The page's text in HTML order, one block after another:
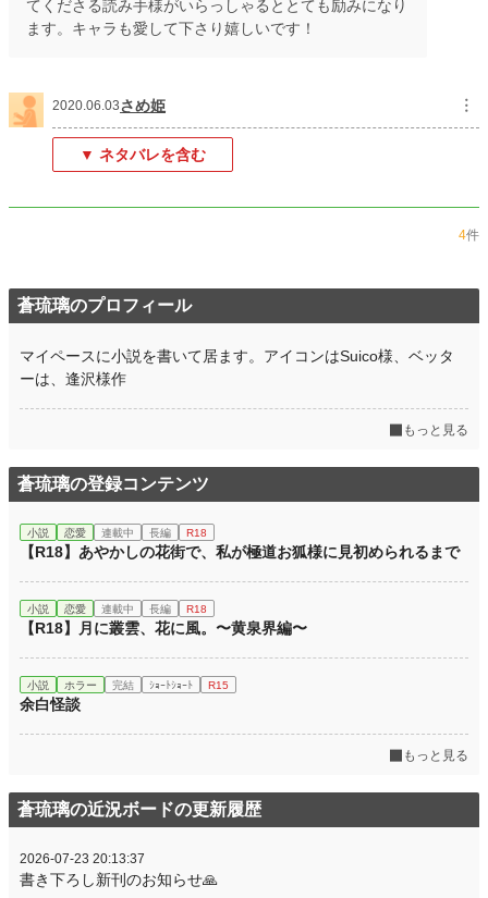
てくださる読み手様がいらっしゃるととても励みになり
ます。キャラも愛して下さり嬉しいです！
2020.06.03さめ姫 ︙
▼ ネタバレを含む
4件
蒼琉璃のプロフィール
マイペースに小説を書いて居ます。アイコンはSuico様、ベッタ
ーは、逢沢様作
もっと見る
蒼琉璃の登録コンテンツ
小説 恋愛 連載中 長編 R18
【R18】あやかしの花街で、私が極道お狐様に見初められるまで
小説 恋愛 連載中 長編 R18
【R18】月に叢雲、花に風。〜黄泉界編〜
小説 ホラー 完結 ｼｮｰﾄｼｮｰﾄ R15
余白怪談
もっと見る
蒼琉璃の近況ボードの更新履歴
2026-07-23 20:13:37
書き下ろし新刊のお知らせ🙏